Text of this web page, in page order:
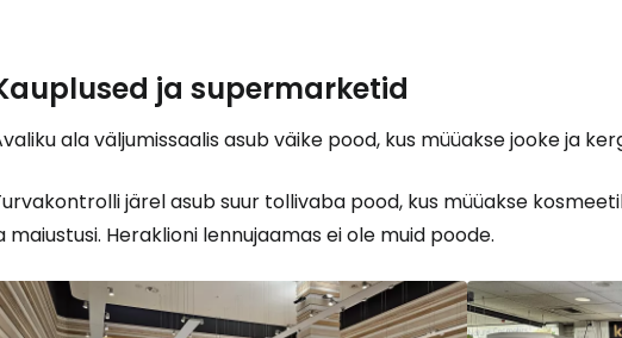
ja supermarketid
ala väljumissaalis asub väike pood, kus müüakse jooke ja
järel asub suur tollivaba pood, kus müüakse
maiustusi. Heraklioni lennujaamas ei ole muid poode.
Logi sisse